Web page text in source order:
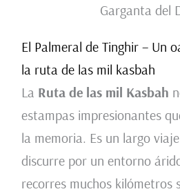
Garganta del
El Palmeral de Tinghir – Un
la ruta de las mil kasbah
La Ruta de las mil Kasbah
estampas impresionantes
la memoria. Es un largo
discurre por un entorno
recorres muchos kilómetros